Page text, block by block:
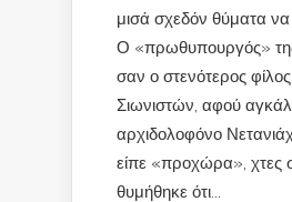
μισά σχεδόν θύματα να
Ο «πρωθυπουργός»
σαν ο στενότερος
Σιωνιστών, αφού
αρχιδολοφόνο
είπε «προχώρα», χτες
θυμήθηκε ότι...